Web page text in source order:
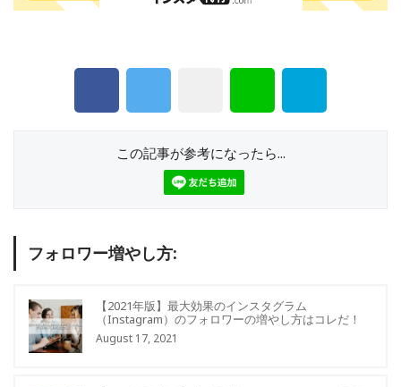
この記事が参考になったら...
フォロワー増やし方:
【2021年版】最大効果のインスタグラム
（Instagram）のフォロワーの増やし方はコレだ！
August 17, 2021